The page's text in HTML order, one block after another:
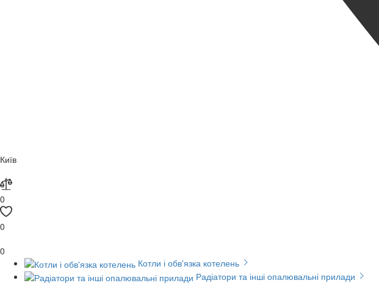
Київ
0
0
0
Котли і обв'язка котелень
Радіатори та інші опалювальні прилади